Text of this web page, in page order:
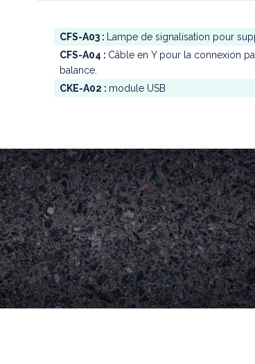
CFS-A03 :
Lampe de signalisation pour
CFS-A04 : Câble en Y pour la connexion
balance.
CKE-A02 : module USB